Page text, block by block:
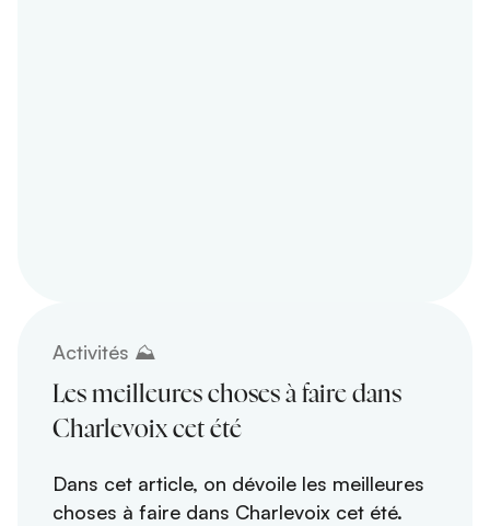
Activités ⛰️
Les meilleures choses à faire dans
Charlevoix cet été
Dans cet article, on dévoile les meilleures
choses à faire dans Charlevoix cet été.